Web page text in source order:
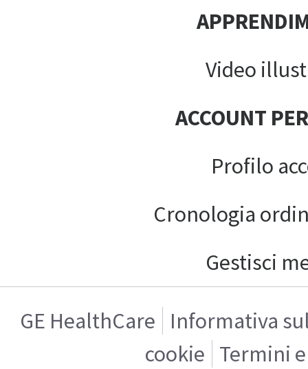
Video
ACCOUNT
Profilo
Cronologia
Gestisci
GE HealthCare
Informativa
cookie Termini